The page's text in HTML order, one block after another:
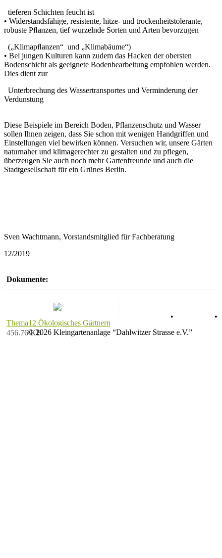
tieferen Schichten feucht ist
• Widerstandsfähige, resistente, hitze- und trockenheitstolerante,
robuste Pﬂanzen, tief wurzelnde Sorten und Arten bevorzugen
(„Klimapﬂanzen“ und „Klimabäume“)
• Bei jungen Kulturen kann zudem das Hacken der obersten
Bodenschicht als geeignete Bodenbearbeitung empfohlen werden.
Dies dient zur
Unterbrechung des Wassertransportes und Verminderung der
Verdunstung
Diese Beispiele im Bereich Boden, Pflanzenschutz und Wasser
sollen Ihnen zeigen, dass Sie schon mit wenigen Handgriffen und
Einstellungen viel bewirken können. Versuchen wir, unsere Gärten
naturnaher und klimagerechter zu gestalten und zu pflegen,
überzeugen Sie auch noch mehr Gartenfreunde und auch die
Stadtgesellschaft für ein Grünes Berlin.
Sven Wachtmann, Vorstandsmitglied für Fachberatung
12/2019
Dokumente:
Thema12 Ökologisches Gärtnern
456.76 KB
•
•
© 2026 Kleingartenanlage “Dahlwitzer Strasse e.V.”